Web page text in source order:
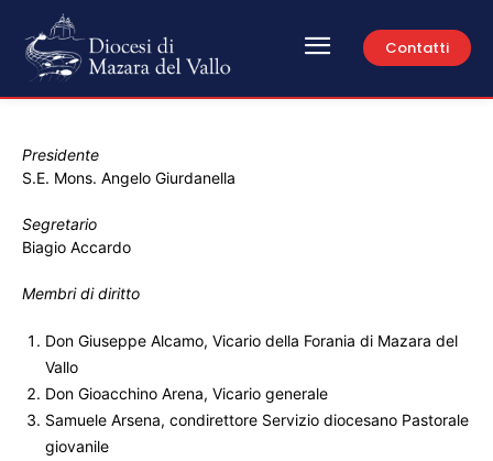
Contatti
Presidente
S.E. Mons. Angelo Giurdanella
Segretario
Biagio Accardo
Membri di diritto
Don Giuseppe Alcamo, Vicario della Forania di Mazara del
Vallo
Don Gioacchino Arena, Vicario generale
Samuele Arsena, condirettore Servizio diocesano Pastorale
giovanile